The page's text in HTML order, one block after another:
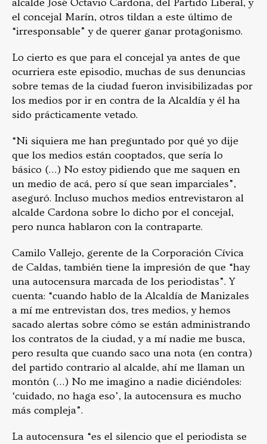
alcalde José Octavio Cardona, del Partido Liberal, y
el concejal Marín, otros tildan a este último de
“irresponsable” y de querer ganar protagonismo.
Lo cierto es que para el concejal ya antes de que
ocurriera este episodio, muchas de sus denuncias
sobre temas de la ciudad fueron invisibilizadas por
los medios por ir en contra de la Alcaldía y él ha
sido prácticamente vetado.
“Ni siquiera me han preguntado por qué yo dije
que los medios están cooptados, que sería lo
básico (…) No estoy pidiendo que me saquen en
un medio de acá, pero sí que sean imparciales”,
aseguró. Incluso muchos medios entrevistaron al
alcalde Cardona sobre lo dicho por el concejal,
pero nunca hablaron con la contraparte.
Camilo Vallejo, gerente de la Corporación Cívica
de Caldas, también tiene la impresión de que “hay
una autocensura marcada de los periodistas”. Y
cuenta: “cuando hablo de la Alcaldía de Manizales
a mí me entrevistan dos, tres medios, y hemos
sacado alertas sobre cómo se están administrando
los contratos de la ciudad, y a mí nadie me busca,
pero resulta que cuando saco una nota (en contra)
del partido contrario al alcalde, ahí me llaman un
montón (…) No me imagino a nadie diciéndoles:
‘cuidado, no haga eso’, la autocensura es mucho
más compleja”.
La autocensura “es el silencio que el periodista se